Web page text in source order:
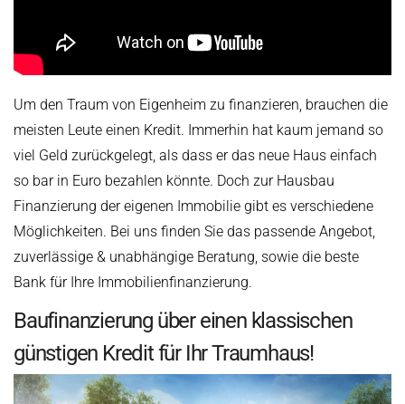
Um den Traum von Eigenheim zu finanzieren, brauchen die
meisten Leute einen Kredit. Immerhin hat kaum jemand so
viel Geld zurückgelegt, als dass er das neue Haus einfach
so bar in Euro bezahlen könnte. Doch zur Hausbau
Finanzierung der eigenen Immobilie gibt es verschiedene
Möglichkeiten. Bei uns finden Sie das passende Angebot,
zuverlässige & unabhängige Beratung, sowie die beste
Bank für Ihre Immobilienfinanzierung.
Baufinanzierung über einen klassischen
günstigen Kredit für Ihr Traumhaus!